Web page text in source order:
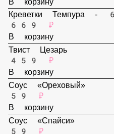
Стрипсы куринные
339 ₽
В корзину
Креветки Темпура - 6 шт.
669 ₽
В корзину
Твист Цезарь
459 ₽
В корзину